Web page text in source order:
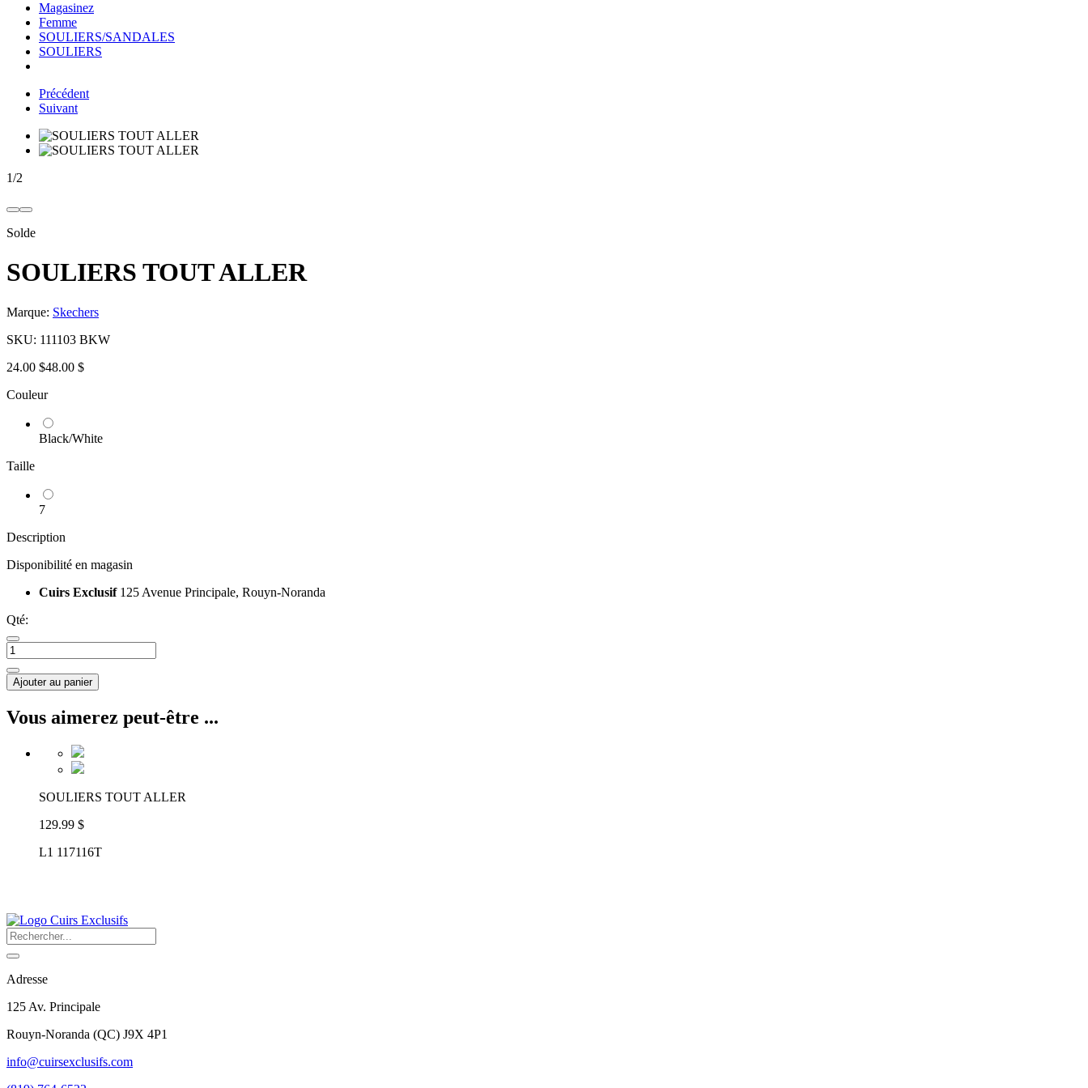
Magasinez
Femme
SOULIERS/SANDALES
SOULIERS
Précédent
Suivant
1/2
Solde
SOULIERS TOUT ALLER
Marque: Skechers
SKU: 111103 BKW
24.00 $48.00 $
Couleur
Black/White
Taille
7
Description
Disponibilité en magasin
Cuirs Exclusif 125 Avenue Principale, Rouyn-Noranda
Qté:
Ajouter au panier
Vous aimerez peut-être ...
SOULIERS TOUT ALLER
129.99 $
L1 117116T
Adresse
125 Av. Principale
Rouyn-Noranda (QC) J9X 4P1
info@cuirsexclusifs.com